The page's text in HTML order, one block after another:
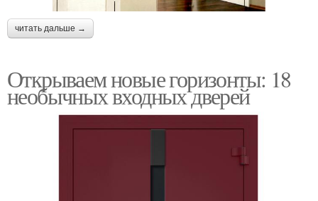
читать дальше →
Открываем новые горизонты: 18
необычных входных дверей